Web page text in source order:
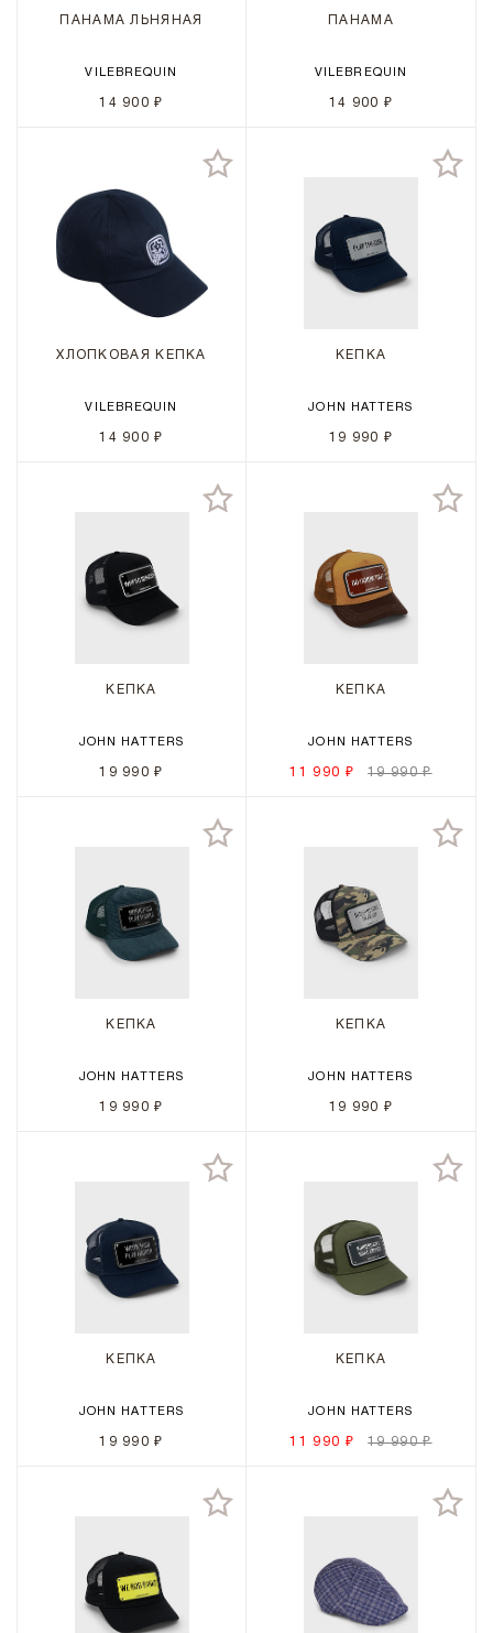
ПАНАМА ЛЬНЯНАЯ
VILEBREQUIN
14 900 ₽
ПАНАМА
VILEBREQUIN
14 900 ₽
ХЛОПКОВАЯ КЕПКА
VILEBREQUIN
14 900 ₽
КЕПКА
JOHN HATTERS
19 990 ₽
КЕПКА
JOHN HATTERS
19 990 ₽
КЕПКА
JOHN HATTERS
11 990 ₽ 19 990 ₽
КЕПКА
JOHN HATTERS
19 990 ₽
КЕПКА
JOHN HATTERS
19 990 ₽
КЕПКА
JOHN HATTERS
19 990 ₽
КЕПКА
JOHN HATTERS
11 990 ₽ 19 990 ₽